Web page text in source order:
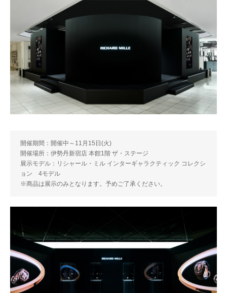
開催期間：開催中～11月15日(火)
開催場所：伊勢丹新宿店 本館1階 ザ・ステージ
展示モデル：リシャール・ミル インターギャラクティック コレクシ
ョン 4モデル
※商品は展示のみとなります。予めご了承ください。